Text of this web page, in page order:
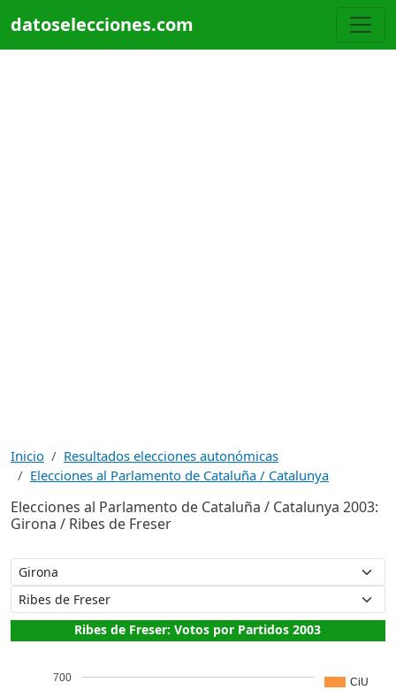
datoselecciones.com
Inicio
Resultados elecciones autonómicas
Elecciones al Parlamento de Cataluña / Catalunya
Elecciones al Parlamento de Cataluña / Catalunya 2003:
Girona / Ribes de Freser
Ribes de Freser: Votos por Partidos 2003
CiU
700